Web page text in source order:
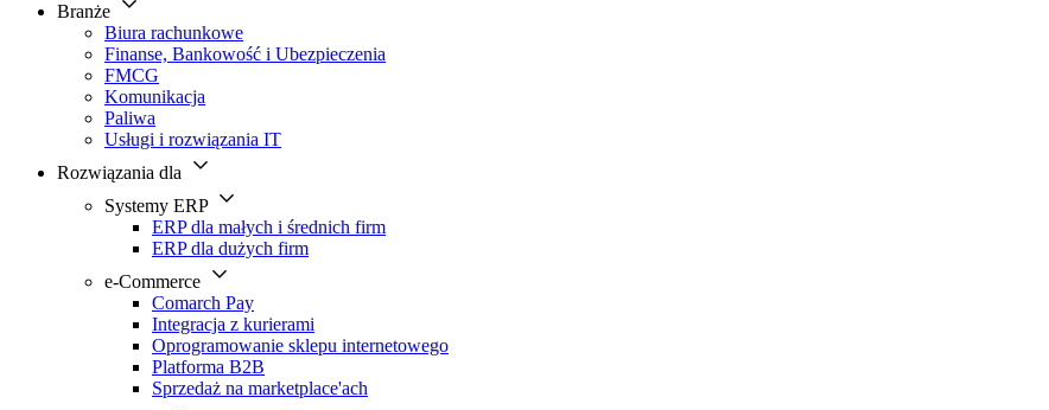
Branże
Biura rachunkowe
Finanse, Bankowość i Ubezpieczenia
FMCG
Komunikacja
Paliwa
Usługi i rozwiązania IT
Rozwiązania dla
Systemy ERP
ERP dla małych i średnich firm
ERP dla dużych firm
e-Commerce
Comarch Pay
Integracja z kurierami
Oprogramowanie sklepu internetowego
Platforma B2B
Sprzedaż na marketplace'ach